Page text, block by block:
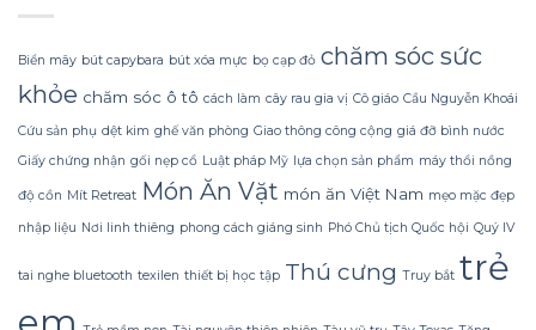
lãng
phí
tiền?
Sử
Sữa
Dừa
Gội
Gừng
Homespa
Biển mây bút capybara bút xóa mực bọ cạp đỏ chăm sóc sức
khỏe chăm sóc ô tô cách làm cây rau gia vị Cô giáo Cầu Nguyễn Khoái
Cứu sản phụ dệt kim ghế văn phòng Giao thông công cộng giá đỡ bình nước
Giấy chứng nhận gối nẹp cổ Luật pháp Mỹ lựa chọn sản phẩm máy thổi nồng
độ cồn Mít Retreat Món Ăn Vặt món ăn Việt Nam mẹo mặc đẹp
nhập liệu Nơi linh thiêng phong cách giáng sinh Phó Chủ tịch Quốc hội Quý IV
tai nghe bluetooth texilen thiết bị học tập Thú cưng Truy bắt trẻ